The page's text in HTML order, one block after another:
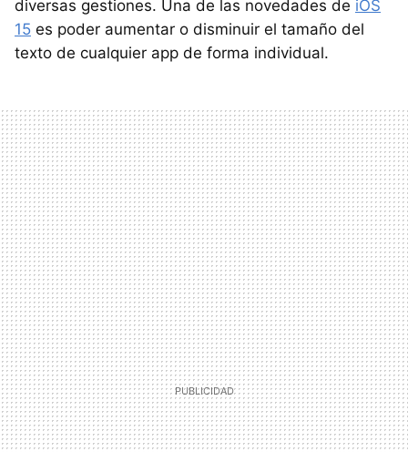
diversas gestiones. Una de las novedades de iOS
15 es poder aumentar o disminuir el tamaño del
texto de cualquier app de forma individual.